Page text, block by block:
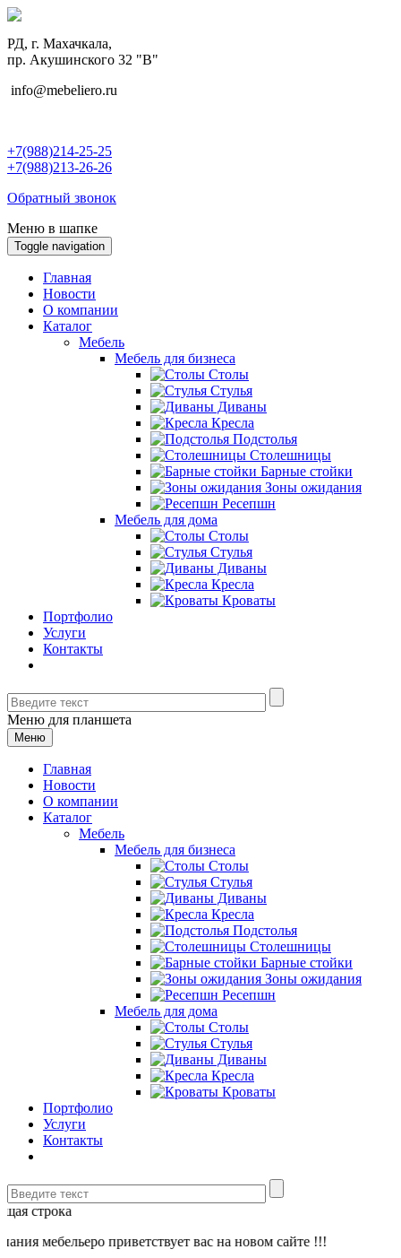
РД, г. Махачкала,
пр. Акушинского 32 "В"
info@mebeliero.ru
+7(988)214-25-25
+7(988)213-26-26
Обратный звонок
Меню в шапке
Toggle navigation
Главная
Новости
О компании
Каталог
Мебель
Мебель для бизнеса
Столы
Стулья
Диваны
Кресла
Подстолья
Столешницы
Барные стойки
Зоны ожидания
Ресепшн
Мебель для дома
Столы
Стулья
Диваны
Кресла
Кроваты
Портфолио
Услуги
Контакты
Меню для планшета
Меню
Главная
Новости
О компании
Каталог
Мебель
Мебель для бизнеса
Столы
Стулья
Диваны
Кресла
Подстолья
Столешницы
Барные стойки
Зоны ожидания
Ресепшн
Мебель для дома
Столы
Стулья
Диваны
Кресла
Кроваты
Портфолио
Услуги
Контакты
строка
мебельеро приветствует вас на новом сайте !!!